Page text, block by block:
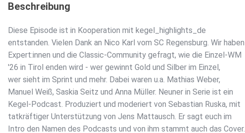
Beschreibung
Diese Episode ist in Kooperation mit kegel_highlights_de
entstanden. Vielen Dank an Nico Karl vom SC Regensburg. Wir haben
Expert:innen und die Classic-Community gefragt, wie die Einzel-WM
'26 in Tirol enden wird - wer gewinnt Gold und Silber im Einzel,
wer sieht im Sprint und mehr. Dabei waren u.a. Mathias Weber,
Manuel Weiß, Saskia Seitz und Anna Müller. Neuner in Serie ist ein
Kegel-Podcast. Produziert und moderiert von Sebastian Ruska, mit
tatkräftiger Unterstützung von Jens Mattausch. Er sagt euch im
Intro den Namen des Podcasts und von ihm stammt auch das Cover.